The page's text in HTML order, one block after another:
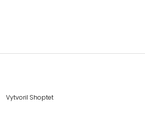
Vytvoril Shoptet